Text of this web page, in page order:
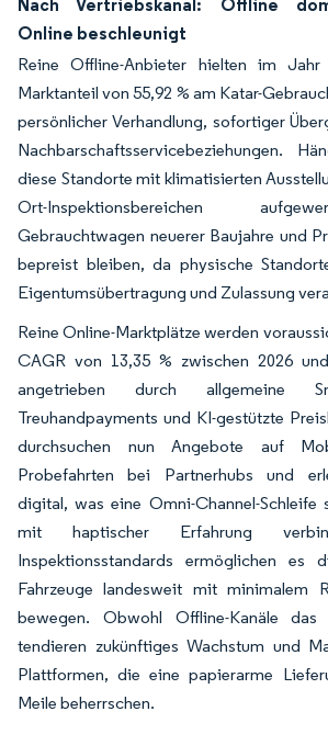
Online beschleunigt
Reine Offline-Anbieter hielten im
Marktanteil von 55,92 % am Katar-
persönlicher Verhandlung, sofortiger
Nachbarschaftsservicebeziehungen.
diese Standorte mit klimatisierten
Ort-Inspektionsbereichen
Gebrauchtwagen neuerer Baujahre und
bepreist bleiben, da physische
Eigentumsübertragung und Zulassung
Reine Online-Marktplätze werden
CAGR von 13,35 % zwischen 2026
angetrieben durch allgemeine
Treuhandpayments und KI-gestützte
durchsuchen nun Angebote auf
Probefahrten bei Partnerhubs und
digital, was eine Omni-Channel-
mit haptischer Erfahrung
Inspektionsstandards ermöglichen es
Fahrzeuge landesweit mit minimalem
bewegen. Obwohl Offline-Kanäle das
tendieren zukünftiges Wachstum und
Plattformen, die eine papierarme
Meile beherrschen.